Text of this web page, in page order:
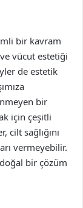
bir kavram
vücut estetiği
de estetik
bir
için çeşitli
sağlığını
vermeyebilir.
bir çözüm